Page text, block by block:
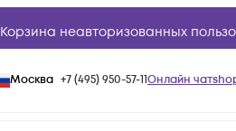
Корзина неавторизованных
Москва +7 (495) 950-57-11Онлайн чат